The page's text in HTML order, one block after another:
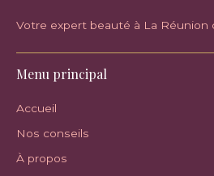
Votre expert beauté à La Réunion
Menu principal
Accueil
Nos conseils
À propos